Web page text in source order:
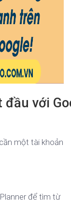
đầu với
một tài khoản
để tìm từ